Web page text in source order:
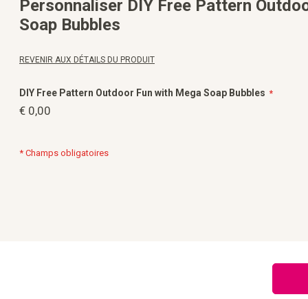
la
Galerie
d’images
Personnaliser DIY Free Pattern
Soap Bubbles
REVENIR AUX DÉTAILS DU PRODUIT
DIY Free Pattern Outdoor Fun with Mega Soap Bubbles
€ 0,00
* Champs obligatoires